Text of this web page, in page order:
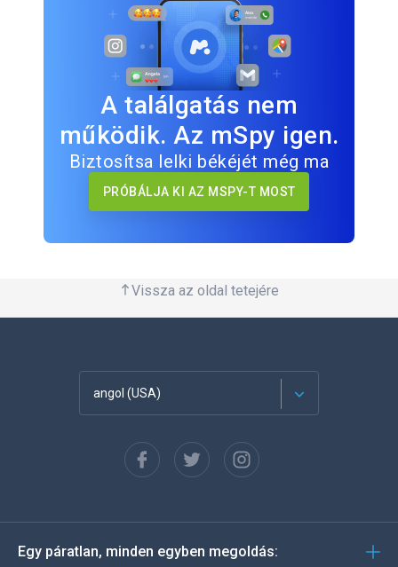
A találgatás nem
működik. Az mSpy igen.
Biztosítsa lelki békéjét még ma
PRÓBÁLJA KI AZ MSPY-T MOST
Vissza az oldal tetejére
angol (USA)
Español
Deutsch
Egy páratlan, minden egyben megoldás: